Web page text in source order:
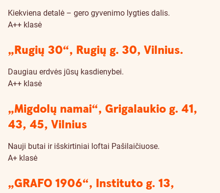
Kiekviena detalė – gero gyvenimo lygties dalis.
A++ klasė
„Rugių 30“, Rugių g. 30, Vilnius.
Daugiau erdvės jūsų kasdienybei.
A++ klasė
„Migdolų namai“, Grigalaukio g. 41,
43, 45, Vilnius
Nauji butai ir išskirtiniai loftai Pašilaičiuose.
A+ klasė
„GRAFO 1906“, Instituto g. 13,